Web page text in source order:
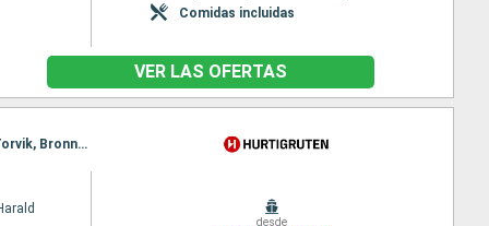
Comidas incluidas
VER LAS OFERTAS
Itinerario : Bergen, Floro, Maloy, Torvik, Alesund, Molde, Maloy, Kristiansund, Trondheim, Rorvik, Torvik, Bronnoysund, Sandnessjoen, Nesna (pasaje círculo polar), Ornes, Bodo, Stamsund, Svolvaer, Alesund, Stokmarknes, sortland, Risoyhamn, Harstad, Finnsnes, Tromso, Skjervoy, Batsfjord, Vardo, Vadso, Kirkenes, Molde, Oksfjord, Hammerfest, Havoysund, Honningsvag, Kjollefjord, Mehamn, Berlevag, Kristiansund, Mehamn, Kjollefjord, Honningsvag, Havoysund, Hammerfest, Oksfjord, Skjervoy, Tromso, Batsfjord, Vardo, Vadso, Kirkenes, Berlevag, Trondheim, Finnsnes, Harstad, Risoyhamn, sortland, Stokmarknes, Svolvaer, Stamsund, Mehamn, Kjollefjord, Honningsvag, Havoysund, Hammerfest, Oksfjord, Skjervoy, Tromso, Bodo, Ornes, Nesna (pasaje círculo polar), Sandnessjoen, Bronnoysund, Rorvik, Finnsnes, Harstad, Risoyhamn, sortland, Stokmarknes, Svolvaer, Stamsund, Trondheim, Bodo, Ornes, Nesna (pasaje círculo polar), Sandnessjoen, Bronnoysund, Rorvik, Sandnessjoen, Trondheim, Nesna (pasaje círculo polar), Ornes, Bodo, Stamsund, Svolvaer, Stokmarknes, sortland, Risoyhamn, Harstad, Finnsnes, Tromso, Skjervoy, Oksfjord, Hammerfest, Havoysund, Honningsvag, Kjollefjord, Mehamn, Berlevag, Batsfjord, Vardo, Vadso, Kirkenes, Vardo, Batsfjord, Berlevag, Mehamn, Kjollefjord, Honningsvag, Havoysund, Hammerfest, Oksfjord, Skjervoy, Tromso, Finnsnes, Harstad, Risoyhamn, sortland, Stokmarknes, Svolvaer, Stamsund, Bodo, Ornes, Nesna (pasaje círculo polar), Sandnessjoen, Bronnoysund, Rorvik, Trondheim
desde